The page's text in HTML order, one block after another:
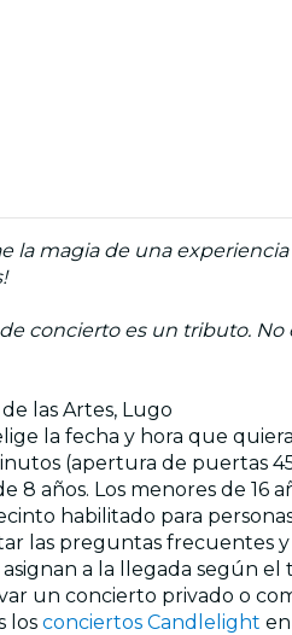
la magia de una experiencia
concierto es un tributo.
las Artes, Lugo
la fecha y hora que
(apertura de puertas
8 años. Los menores de
habilitado para
las preguntas frecuentes
asignan a la llegada según
un concierto privado o
los conciertos Candlelight